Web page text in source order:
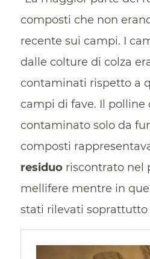
composti che non
recente sui campi. I
dalle colture di colza
contaminati rispetto a
campi di fave. Il polline
contaminato solo da
composti
residuo riscontrato nel
mellifere mentre in
stati rilevati soprattutto